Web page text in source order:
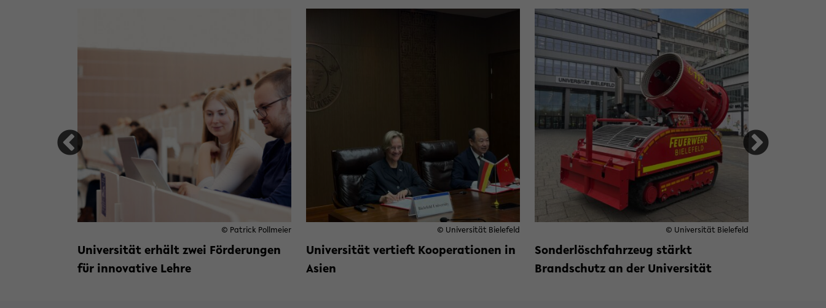
und Nachhaltigkeit zusammengehen
© Patrick Pollmeier
Universität erhält zwei Förderungen
für innovative Lehre
© Universität Bielefeld
Universität vertieft Kooperationen in
Asien
© Universität Bielefeld
Sonderlöschfahrzeug stärkt
Brandschutz an der Universität